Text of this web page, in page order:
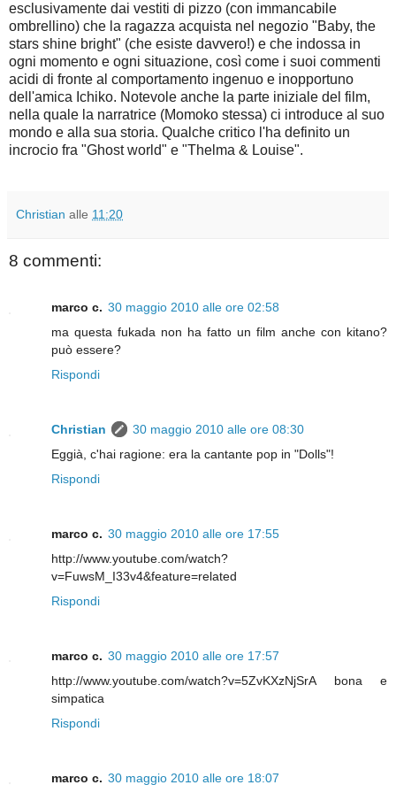
esclusivamente dai vestiti di pizzo (con immancabile
ombrellino) che la ragazza acquista nel negozio "Baby, the
stars shine bright" (che esiste davvero!) e che indossa in
ogni momento e ogni situazione, così come i suoi commenti
acidi di fronte al comportamento ingenuo e inopportuno
dell'amica Ichiko. Notevole anche la parte iniziale del film,
nella quale la narratrice (Momoko stessa) ci introduce al suo
mondo e alla sua storia. Qualche critico l'ha definito un
incrocio fra "Ghost world" e "Thelma & Louise".
Christian alle 11:20
8 commenti:
marco c. 30 maggio 2010 alle ore 02:58
ma questa fukada non ha fatto un film anche con kitano?
può essere?
Rispondi
Christian
30 maggio 2010 alle ore 08:30
Eggià, c'hai ragione: era la cantante pop in "Dolls"!
Rispondi
marco c. 30 maggio 2010 alle ore 17:55
http://www.youtube.com/watch?
v=FuwsM_I33v4&feature=related
Rispondi
marco c. 30 maggio 2010 alle ore 17:57
http://www.youtube.com/watch?v=5ZvKXzNjSrA bona e
simpatica
Rispondi
marco c. 30 maggio 2010 alle ore 18:07